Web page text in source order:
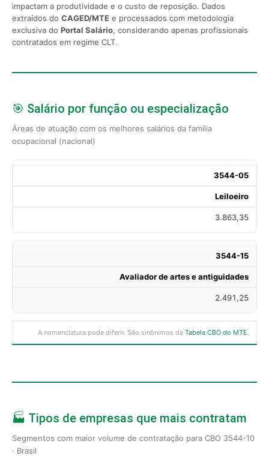
impactam a produtividade e o custo de reposição. Dados
extraídos do CAGED/MTE e processados com metodologia
exclusiva do Portal Salário, considerando apenas profissionais
contratados em regime CLT.
🎯 Salário por função ou especialização
Áreas de atuação com os melhores salários da família
ocupacional (nacional)
3544-05
Leiloeiro
3.863,35
3544-15
Avaliador de artes e antiguidades
2.491,25
A nomenclatura pode diferir. São sinônimos da Tabela CBO do MTE.
🏭 Tipos de empresas que mais contratam
Segmentos com maior volume de contratação para CBO 3544-10
· Brasil